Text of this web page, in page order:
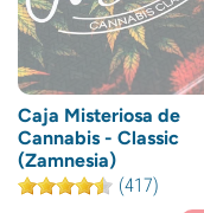
Caja Misteriosa de
Cannabis - Classic
(Zamnesia)
(417)